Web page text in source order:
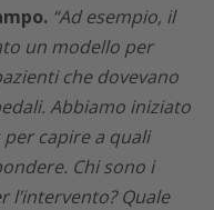
“Ad esempio, il
un modello per
che dovevano
Abbiamo iniziato
capire a quali
Chi sono i
l’intervento? Quale